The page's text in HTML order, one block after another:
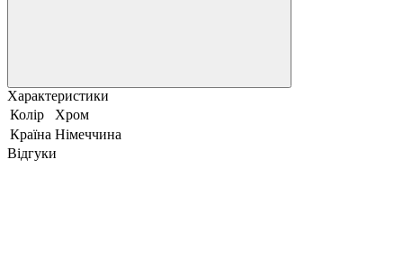
Характеристики
Колір
Хром
Країна Німеччина
Відгуки